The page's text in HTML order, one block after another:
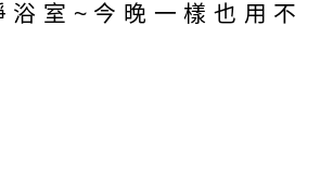
浴室~今晚一樣也用不